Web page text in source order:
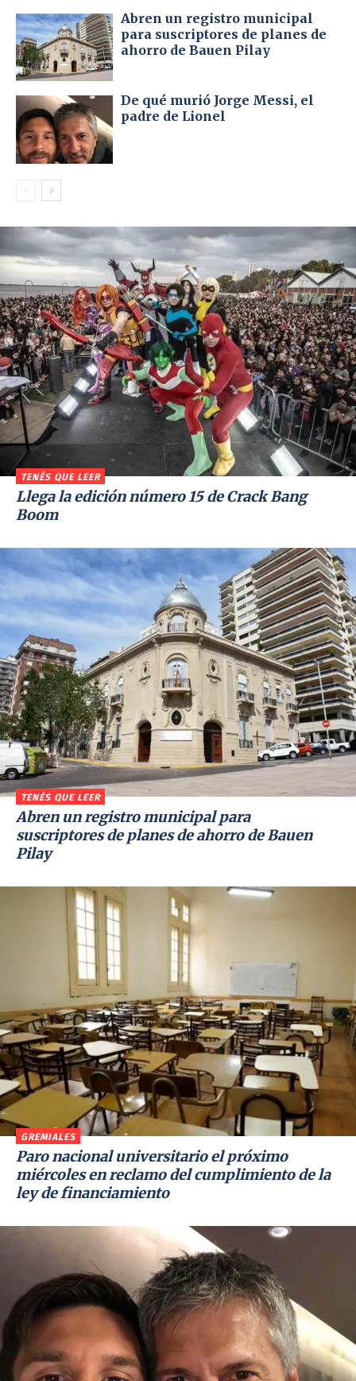
Abren un registro municipal
para suscriptores de planes de
ahorro de Bauen Pilay
De qué murió Jorge Messi, el
padre de Lionel
TENÉS QUE LEER
Llega la edición número 15 de Crack Bang
Boom
TENÉS QUE LEER
Abren un registro municipal para
suscriptores de planes de ahorro de Bauen
Pilay
GREMIALES
Paro nacional universitario el próximo
miércoles en reclamo del cumplimiento de la
ley de financiamiento